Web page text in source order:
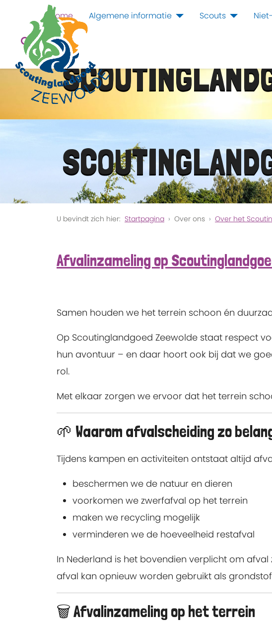
Home Algemene informatie Scouts
U bevindt zich hier: Startpagina Over ons Over het
Afvalinzameling op
Samen houden we het terrein schoon én
Op Scoutinglandgoed Zeewolde staat respect
hun avontuur – en daar hoort ook bij dat we
rol.
Met elkaar zorgen we ervoor dat het terrein
🌱 Waarom afvalscheiding zo
Tijdens kampen en activiteiten ontstaat altijd
beschermen we de natuur en dieren
voorkomen we zwerfafval op het terrein
maken we recycling mogelijk
verminderen we de hoeveelheid restafval
In Nederland is het bovendien verplicht om
afval kan opnieuw worden gebruikt als
🗑️ Afvalinzameling op het terrein